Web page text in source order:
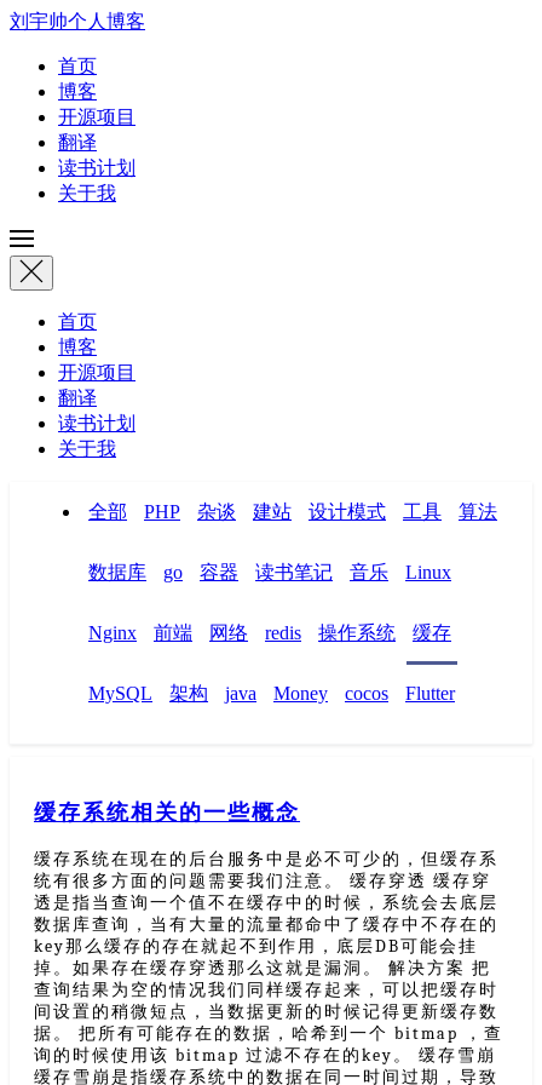
刘宇帅个人博客
首页
博客
开源项目
翻译
读书计划
关于我
首页
博客
开源项目
翻译
读书计划
关于我
全部 PHP 杂谈 建站 设计模式 工具 算法
数据库 go 容器 读书笔记 音乐 Linux
Nginx 前端 网络 redis 操作系统 缓存
MySQL 架构 java Money cocos Flutter
缓存系统相关的一些概念
缓存系统在现在的后台服务中是必不可少的，但缓存系
统有很多方面的问题需要我们注意。 缓存穿透 缓存穿
透是指当查询一个值不在缓存中的时候，系统会去底层
数据库查询，当有大量的流量都命中了缓存中不存在的
key那么缓存的存在就起不到作用，底层DB可能会挂
掉。如果存在缓存穿透那么这就是漏洞。 解决方案 把
查询结果为空的情况我们同样缓存起来，可以把缓存时
间设置的稍微短点，当数据更新的时候记得更新缓存数
据。 把所有可能存在的数据，哈希到一个 bitmap ，查
询的时候使用该 bitmap 过滤不存在的key。 缓存雪崩
缓存雪崩是指缓存系统中的数据在同一时间过期，导致